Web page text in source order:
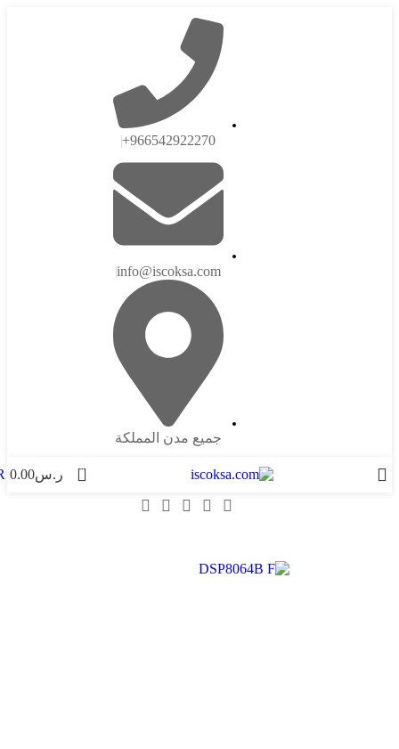
966542922270+
info@iscoksa.com
جميع مدن المملكة
0 ر.س0.00
لأنظمة الأمن والسلامة تاسست لتصبح من الشركات الرائدة